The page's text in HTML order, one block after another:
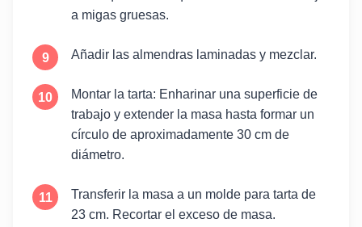
a migas gruesas.
Añadir las almendras laminadas y mezclar.
Montar la tarta: Enharinar una superficie de
trabajo y extender la masa hasta formar un
círculo de aproximadamente 30 cm de
diámetro.
Transferir la masa a un molde para tarta de
23 cm. Recortar el exceso de masa.